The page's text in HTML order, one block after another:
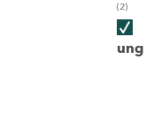
(2)
ung